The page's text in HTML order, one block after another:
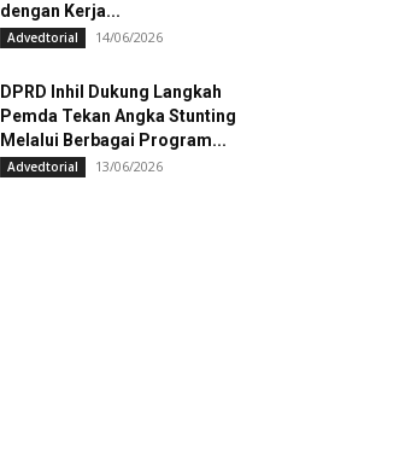
dengan Kerja...
Advedtorial 14/06/2026
DPRD Inhil Dukung Langkah
Pemda Tekan Angka Stunting
Melalui Berbagai Program...
Advedtorial 13/06/2026